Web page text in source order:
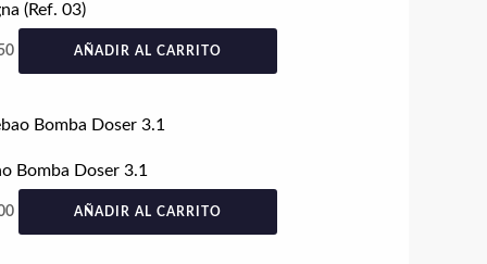
(Ref. 03)
AÑADIR AL CARRITO
Bomba Doser 3.1
AÑADIR AL CARRITO